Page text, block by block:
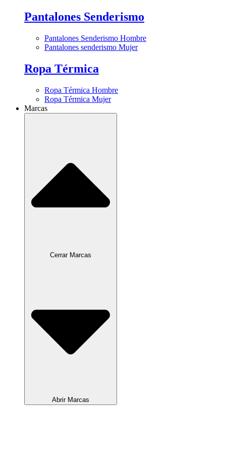
Pantalones Senderismo
Pantalones Senderismo Hombre
Pantalones senderismo Mujer
Ropa Térmica
Ropa Térmica Hombre
Ropa Térmica Mujer
Marcas
Cerrar Marcas
Abrir Marcas